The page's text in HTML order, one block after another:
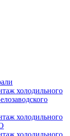
холодильного
холодильного
холодильного